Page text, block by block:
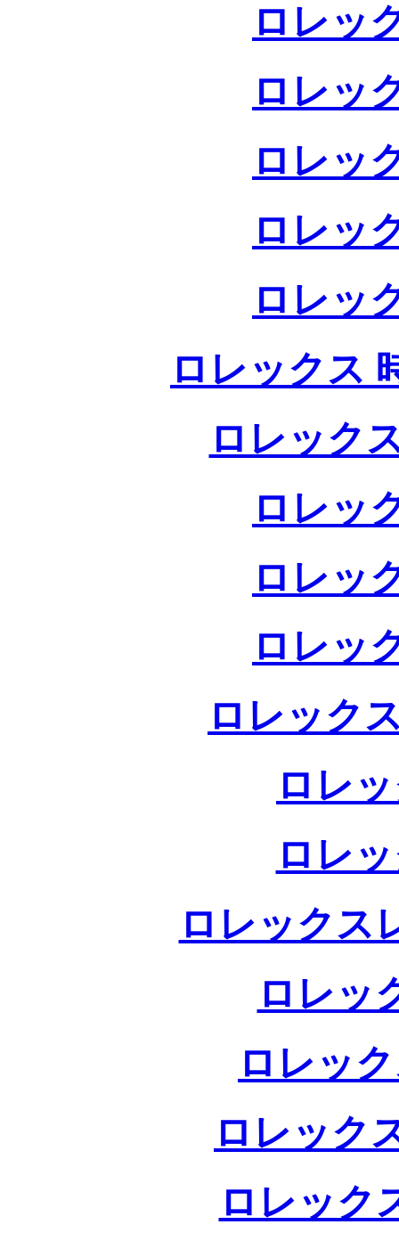
ロレッ
ロレッ
ロレッ
ロレッ
ロレッ
ロレックス
ロレック
ロレッ
ロレッ
ロレッ
ロレック
ロレ
ロレ
ロレックス
ロレッ
ロレッ
ロレック
ロレック